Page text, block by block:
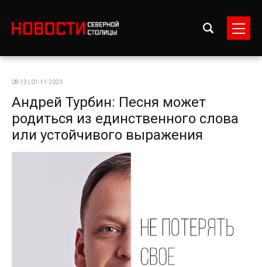
08:13 | 01-11-2023
Андрей Турбин: Песня может
родиться из единственного слова
или устойчивого выражения